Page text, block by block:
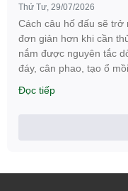
Thứ Tư, 29/07/2026
Cách câu hố đấu sẽ trở
đơn giản hơn khi cần
nắm được nguyên tắc
đáy, cân phao, tạo ổ mồi
Đọc tiếp